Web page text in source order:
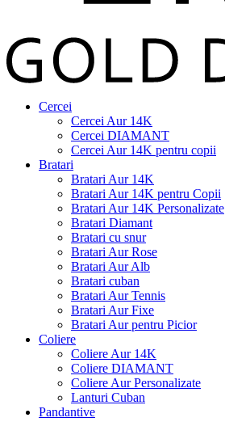
Cercei
Cercei Aur 14K
Cercei DIAMANT
Cercei Aur 14K pentru copii
Bratari
Bratari Aur 14K
Bratari Aur 14K pentru Copii
Bratari Aur 14K Personalizate
Bratari Diamant
Bratari cu snur
Bratari Aur Rose
Bratari Aur Alb
Bratari cuban
Bratari Aur Tennis
Bratari Aur Fixe
Bratari Aur pentru Picior
Coliere
Coliere Aur 14K
Coliere DIAMANT
Coliere Aur Personalizate
Lanturi Cuban
Pandantive